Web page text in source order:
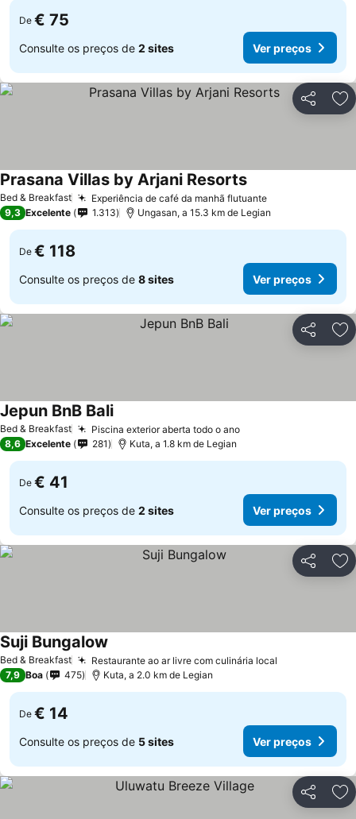
De € 75
Consulte os preços de 2 sites Ver preços
Partilhar
Bed & Breakfast Experiência de café da manhã flutuanteVer preços
Prasana Villas by Arjani ResortsVer preços
9,3 Excelente 1.313 Ungasan, a 15.3 km de Legian
De € 118
Consulte os preços de 8 sites Ver preços
Partilhar
Bed & Breakfast Piscina exterior aberta todo o anoVer preços
Jepun BnB BaliVer preços
8,6 Excelente 281 Kuta, a 1.8 km de Legian
De € 41
Consulte os preços de 2 sites Ver preços
Partilhar
Bed & Breakfast Restaurante ao ar livre com culinária local
Suji Bungalow
7,9 Boa 475 Kuta, a 2.0 km de Legian
De € 14
Consulte os preços de 5 sites Ver preços
Partilhar